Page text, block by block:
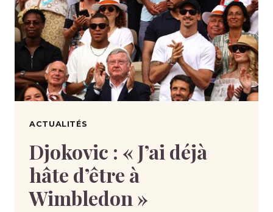
ACTUALITÉS
Djokovic : « J’ai déjà
hâte d’être à
Wimbledon »